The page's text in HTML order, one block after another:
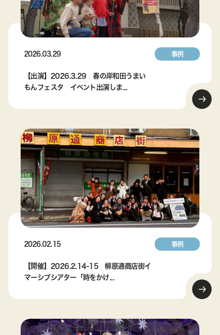
2026.03.29 事例
【出演】2026.3.29 春の岸和田うまい
もんフェスタ イベント出演しま...
2026.02.15 事例
【開催】2026.2.14-15 柳原通商店街イ
マーシブシアター「時をかけ...